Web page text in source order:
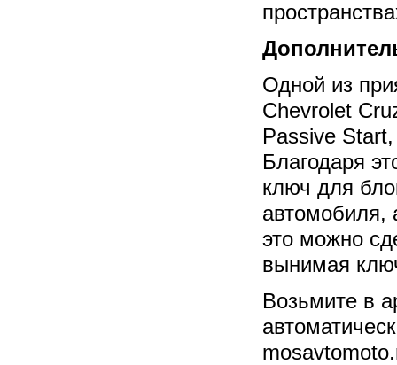
Одной из
Chevrolet
Passive
Благодаря
ключ для
автомобиля,
это можно
вынимая
Возьмите в